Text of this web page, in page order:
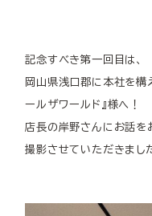
記念すべき第一回目は、
岡山県浅口郡に本社を構
ールザワールド』様へ！
店長の岸野さんにお話を
撮影させていただきまし